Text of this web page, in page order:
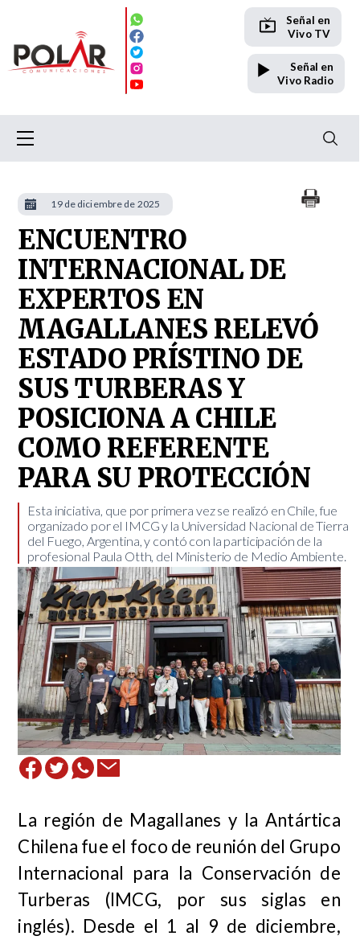
Señal en
Vivo TV
Señal en
Vivo Radio
ENCUENTRO
INTERNACIONAL DE
EXPERTOS EN
MAGALLANES RELEVÓ
ESTADO PRÍSTINO DE
SUS TURBERAS Y
POSICIONA A CHILE
COMO REFERENTE
PARA SU PROTECCIÓN
​Esta iniciativa, que por primera vez se realizó en Chile, fue
organizado por el IMCG y la Universidad Nacional de Tierra
del Fuego, Argentina, y contó con la participación de la
profesional Paula Otth, del Ministerio de Medio Ambiente.
La región de Magallanes y la Antártica
Chilena fue el foco de reunión del Grupo
Internacional para la Conservación de
Turberas (IMCG, por sus siglas en
inglés). Desde el 1 al 9 de diciembre,
19 de diciembre de 2025